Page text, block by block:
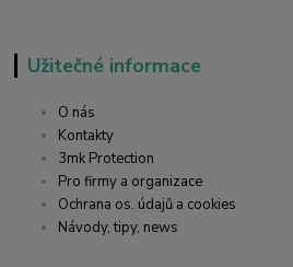
Užitečné informace
O nás
Kontakty
3mk Protection
Pro firmy a organizace
Ochrana os. údajů a cookies
Návody, tipy, news